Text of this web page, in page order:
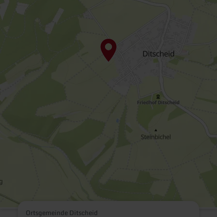
Ortsgemeinde Ditscheid